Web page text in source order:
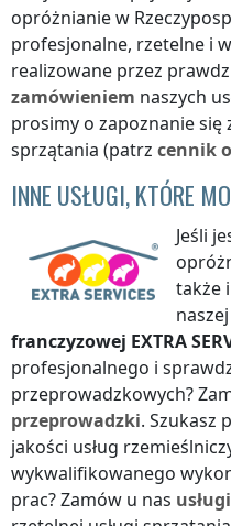
opróżnianiew
profesjonalne, rzetelne i
realizowane przez
zamówieniem naszych
prosimy o zapoznanie się
sprzątania (patrz cennik
INNE USŁUGI, KTÓRE
Jeśli
także
naszej
franczyzowej EXTRA
profesjonalnego i
przeprowadzkowych?
przeprowadzki. Szukasz
jakości usług
wykwalifikowanego
prac? Zamów u nas